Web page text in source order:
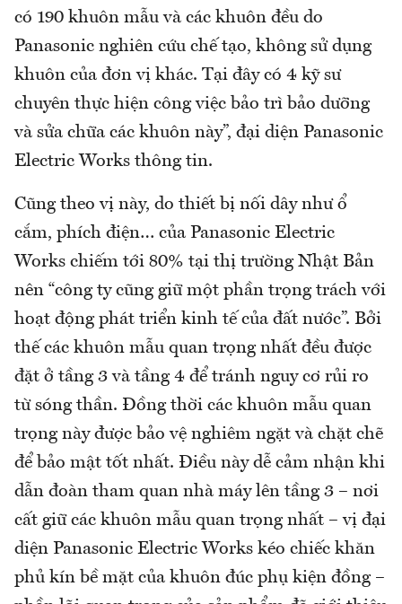
có 190 khuôn mẫu và các khuôn đều do
Panasonic nghiên cứu chế tạo, không sử dụng
khuôn của đơn vị khác. Tại đây có 4 kỹ sư
chuyên thực hiện công việc bảo trì bảo dưỡng
và sửa chữa các khuôn này”, đại diện Panasonic
Electric Works thông tin.
Cũng theo vị này, do thiết bị nối dây như ổ
cắm, phích điện… của Panasonic Electric
Works chiếm tới 80% tại thị trường Nhật Bản
nên “công ty cũng giữ một phần trọng trách với
hoạt động phát triển kinh tế của đất nước”. Bởi
thế các khuôn mẫu quan trọng nhất đều được
đặt ở tầng 3 và tầng 4 để tránh nguy cơ rủi ro
từ sóng thần. Đồng thời các khuôn mẫu quan
trọng này được bảo vệ nghiêm ngặt và chặt chẽ
để bảo mật tốt nhất. Điều này dễ cảm nhận khi
dẫn đoàn tham quan nhà máy lên tầng 3 – nơi
cất giữ các khuôn mẫu quan trọng nhất – vị đại
diện Panasonic Electric Works kéo chiếc khăn
phủ kín bề mặt của khuôn đúc phụ kiện đồng –